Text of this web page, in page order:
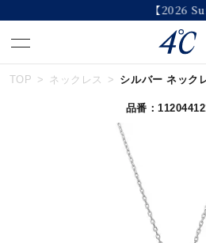
【2026 Summer
人気検索キーワード
#ハーフエタニティリング
#e
TOP ネックレス シルバー ネック
品番：